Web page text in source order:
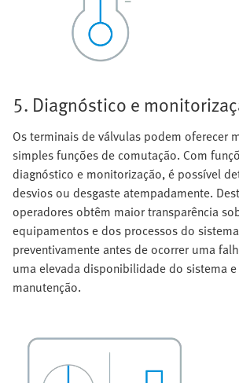
5. Diagnóstico e
Os terminais de válvulas podem oferecer
simples funções de comutação. Com
diagnóstico e monitorização, é possível
desvios ou desgaste atempadamente.
operadores obtêm maior transparência
equipamentos e dos processos do
preventivamente antes de ocorrer uma
uma elevada disponibilidade do sistema
manutenção.